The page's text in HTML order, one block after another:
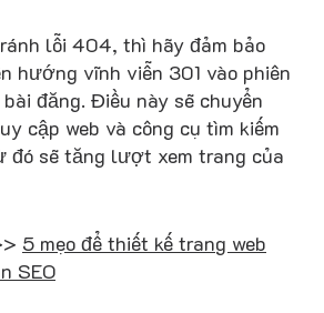
lỗi 404, thì hãy đảm bảo
hướng vĩnh viễn 301 vào phiên
đăng. Điều này sẽ chuyển
cập web và công cụ tìm kiếm
đó sẽ tăng lượt xem trang của
5 mẹo để thiết kế trang web
SEO